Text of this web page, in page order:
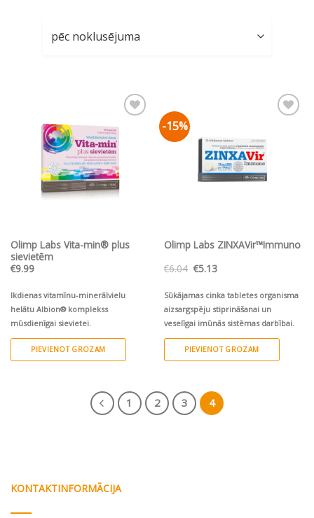
Pievienot vēlmju
sarakstam
Olimp Labs Vita-min® plus
sievietēm
€9.99
Ikdienas vitamīnu-minerālvielu
helātu Albion® komplekss
mūsdienīgai sievietei.
PIEVIENOT GROZAM
-15%
Olimp Labs ZINXAVir™Immuno
€6.04 Original
€6.04.
€5.13Current
€5.13.
Sūkājamas cinka tabletes organisma
aizsargspēju stiprināšanai un
veselīgai imūnās sistēmas darbībai.
PIEVIENOT GROZAM
1 2 3 4
KONTAKTINFORMĀCIJA